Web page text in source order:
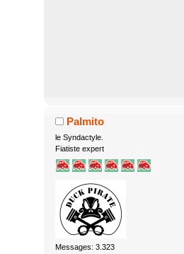
Palmito
le Syndactyle.
Fiatiste expert
Messages: 3.323